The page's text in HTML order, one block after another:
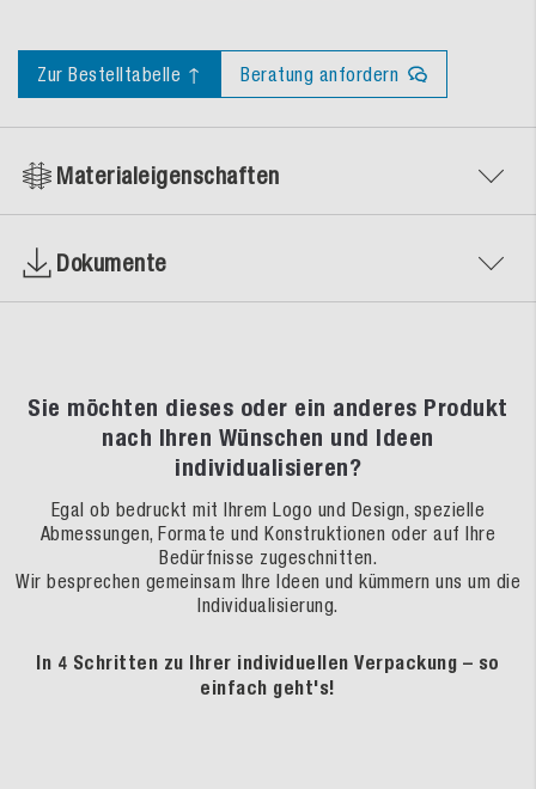
Zur Bestelltabelle ↑ Beratung anfordern
Materialeigenschaften
Dokumente
Sie möchten dieses oder ein anderes Produkt
nach Ihren Wünschen und Ideen
individualisieren?
Egal ob bedruckt mit Ihrem Logo und Design, spezielle
Abmessungen, Formate und Konstruktionen oder auf Ihre
Bedürfnisse zugeschnitten.
Wir besprechen gemeinsam Ihre Ideen und kümmern uns um die
Individualisierung.
In 4 Schritten zu Ihrer individuellen Verpackung – so
einfach geht's!